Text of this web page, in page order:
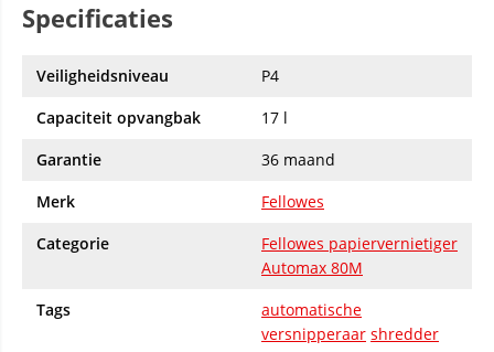
Specificaties
Veiligheidsniveau
P4
Capaciteit opvangbak
17 l
Garantie
36 maand
Merk
Fellowes
Categorie
Fellowes papiervernietiger
Automax 80M
Tags
automatische
versnipperaar shredder